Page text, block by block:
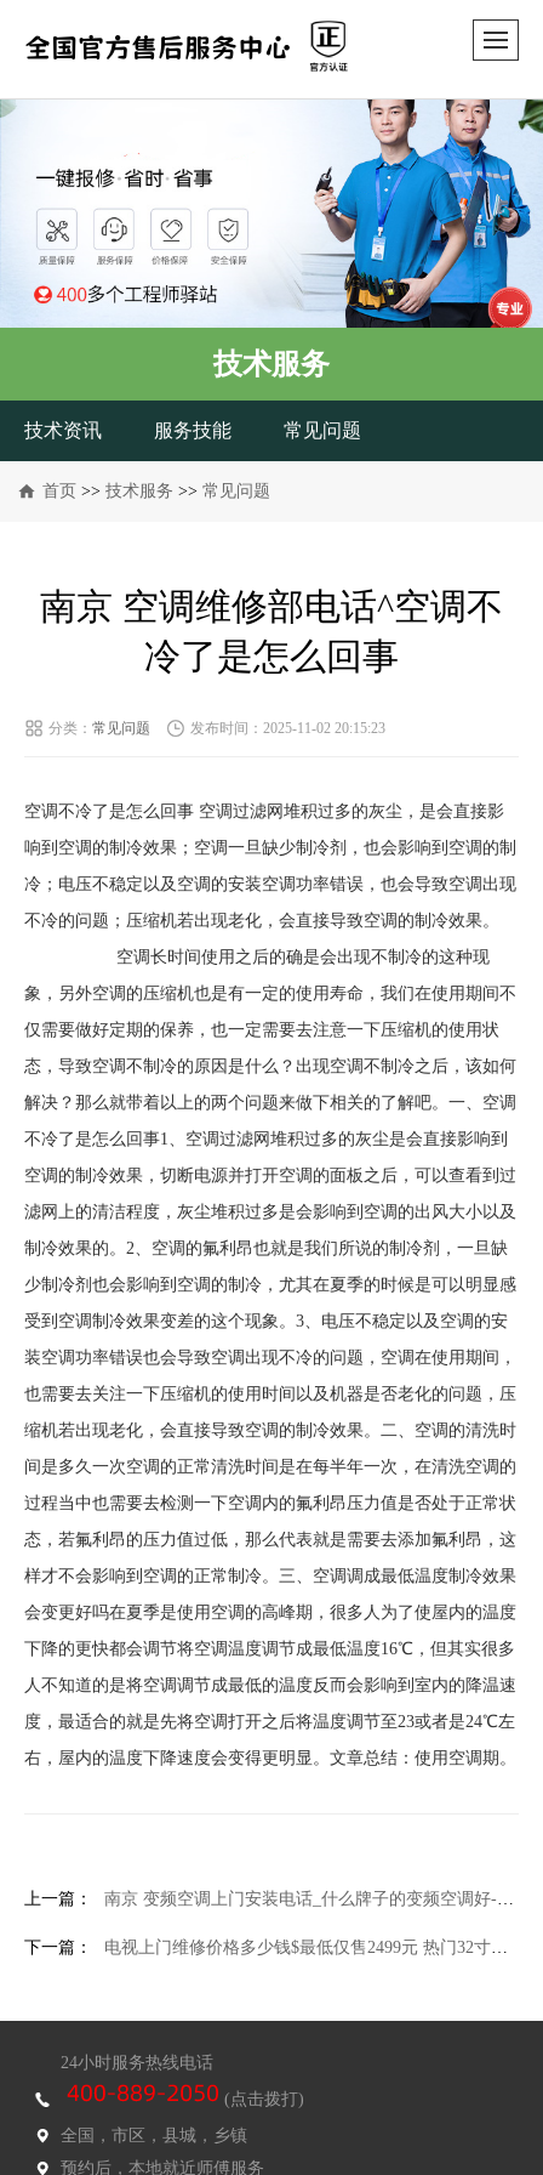
技术服务
技术资讯 服务技能 常见问题
首页 >> 技术服务 >> 常见问题
南京 空调维修部电话^空调不
冷了是怎么回事
分类： 常见问题 发布时间：2025-11-02 20:15:23
空调不冷了是怎么回事 空调过滤网堆积过多的灰尘，是会直接影
响到空调的制冷效果；空调一旦缺少制冷剂，也会影响到空调的制
冷；电压不稳定以及空调的安装空调功率错误，也会导致空调出现
不冷的问题；压缩机若出现老化，会直接导致空调的制冷效果。
空调长时间使用之后的确是会出现不制冷的这种现
象，另外空调的压缩机也是有一定的使用寿命，我们在使用期间不
仅需要做好定期的保养，也一定需要去注意一下压缩机的使用状
态，导致空调不制冷的原因是什么？出现空调不制冷之后，该如何
解决？那么就带着以上的两个问题来做下相关的了解吧。一、空调
不冷了是怎么回事1、空调过滤网堆积过多的灰尘是会直接影响到
空调的制冷效果，切断电源并打开空调的面板之后，可以查看到过
滤网上的清洁程度，灰尘堆积过多是会影响到空调的出风大小以及
制冷效果的。2、空调的氟利昂也就是我们所说的制冷剂，一旦缺
少制冷剂也会影响到空调的制冷，尤其在夏季的时候是可以明显感
受到空调制冷效果变差的这个现象。3、电压不稳定以及空调的安
装空调功率错误也会导致空调出现不冷的问题，空调在使用期间，
也需要去关注一下压缩机的使用时间以及机器是否老化的问题，压
缩机若出现老化，会直接导致空调的制冷效果。二、空调的清洗时
间是多久一次空调的正常清洗时间是在每半年一次，在清洗空调的
过程当中也需要去检测一下空调内的氟利昂压力值是否处于正常状
态，若氟利昂的压力值过低，那么代表就是需要去添加氟利昂，这
样才不会影响到空调的正常制冷。三、空调调成最低温度制冷效果
会变更好吗在夏季是使用空调的高峰期，很多人为了使屋内的温度
下降的更快都会调节将空调温度调节成最低温度16℃，但其实很多
人不知道的是将空调调节成最低的温度反而会影响到室内的降温速
度，最适合的就是先将空调打开之后将温度调节至23或者是24℃左
右，屋内的温度下降速度会变得更明显。文章总结：使用空调期。
上一篇： 南京 变频空调上门安装电话_什么牌子的变频空调好-变频空调的选购技巧介绍
下一篇： 电视上门维修价格多少钱$最低仅售2499元 热门32寸液晶电视盘点
24小时服务热线电话
(点击拨打)
全国，市区，县城，乡镇
预约后，本地就近师傅服务